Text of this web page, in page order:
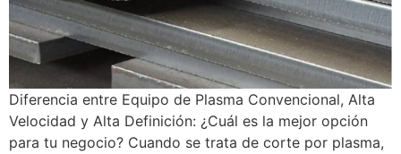
Diferencia entre Equipo de Plasma Convencional, Alta
Velocidad y Alta Definición: ¿Cuál es la mejor opción
para tu negocio? Cuando se trata de corte por plasma,